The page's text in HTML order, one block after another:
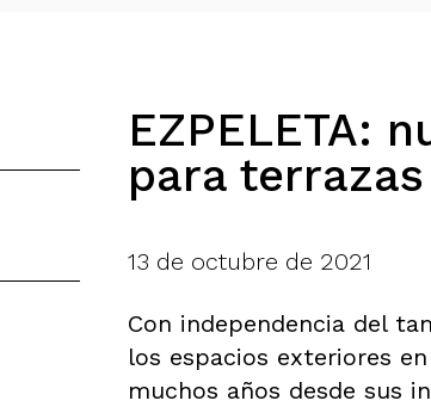
EZPELETA:
para
13 de octubre de 2021
Con independencia del
los espacios exteriores
muchos años desde sus